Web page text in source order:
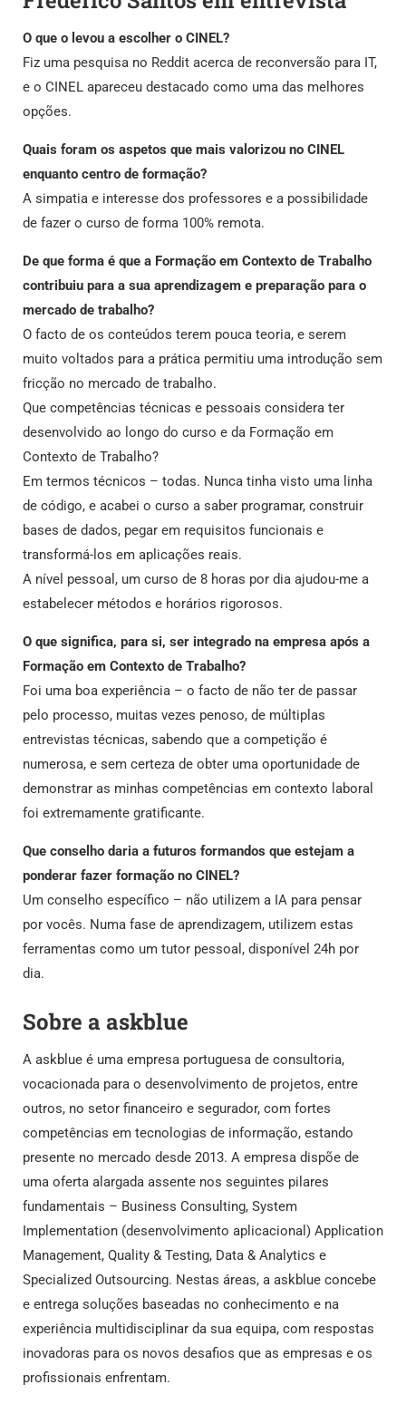
O que o levou a escolher o CINEL?
Fiz uma pesquisa no Reddit acerca de reconversão para IT,
e o CINEL apareceu destacado como uma das melhores
opções.
Quais foram os aspetos que mais valorizou no CINEL
enquanto centro de formação?
A simpatia e interesse dos professores e a possibilidade
de fazer o curso de forma 100% remota.
De que forma é que a Formação em Contexto de Trabalho
contribuiu para a sua aprendizagem e preparação para o
mercado de trabalho?
O facto de os conteúdos terem pouca teoria, e serem
muito voltados para a prática permitiu uma introdução sem
fricção no mercado de trabalho.
Que competências técnicas e pessoais considera ter
desenvolvido ao longo do curso e da Formação em
Contexto de Trabalho?
Em termos técnicos – todas. Nunca tinha visto uma linha
de código, e acabei o curso a saber programar, construir
bases de dados, pegar em requisitos funcionais e
transformá-los em aplicações reais.
A nível pessoal, um curso de 8 horas por dia ajudou-me a
estabelecer métodos e horários rigorosos.
O que significa, para si, ser integrado na empresa após a
Formação em Contexto de Trabalho?
Foi uma boa experiência – o facto de não ter de passar
pelo processo, muitas vezes penoso, de múltiplas
entrevistas técnicas, sabendo que a competição é
numerosa, e sem certeza de obter uma oportunidade de
demonstrar as minhas competências em contexto laboral
foi extremamente gratificante.
Que conselho daria a futuros formandos que estejam a
ponderar fazer formação no CINEL?
Um conselho específico – não utilizem a IA para pensar
por vocês. Numa fase de aprendizagem, utilizem estas
ferramentas como um tutor pessoal, disponível 24h por
dia.
Sobre a askblue
A askblue é uma empresa portuguesa de consultoria,
vocacionada para o desenvolvimento de projetos, entre
outros, no setor financeiro e segurador, com fortes
competências em tecnologias de informação, estando
presente no mercado desde 2013. A empresa dispõe de
uma oferta alargada assente nos seguintes pilares
fundamentais – Business Consulting, System
Implementation (desenvolvimento aplicacional) Application
Management, Quality & Testing, Data & Analytics e
Specialized Outsourcing. Nestas áreas, a askblue concebe
e entrega soluções baseadas no conhecimento e na
experiência multidisciplinar da sua equipa, com respostas
inovadoras para os novos desafios que as empresas e os
profissionais enfrentam.